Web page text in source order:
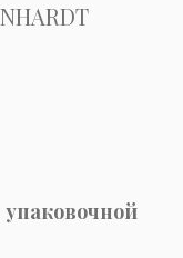
упаковочной